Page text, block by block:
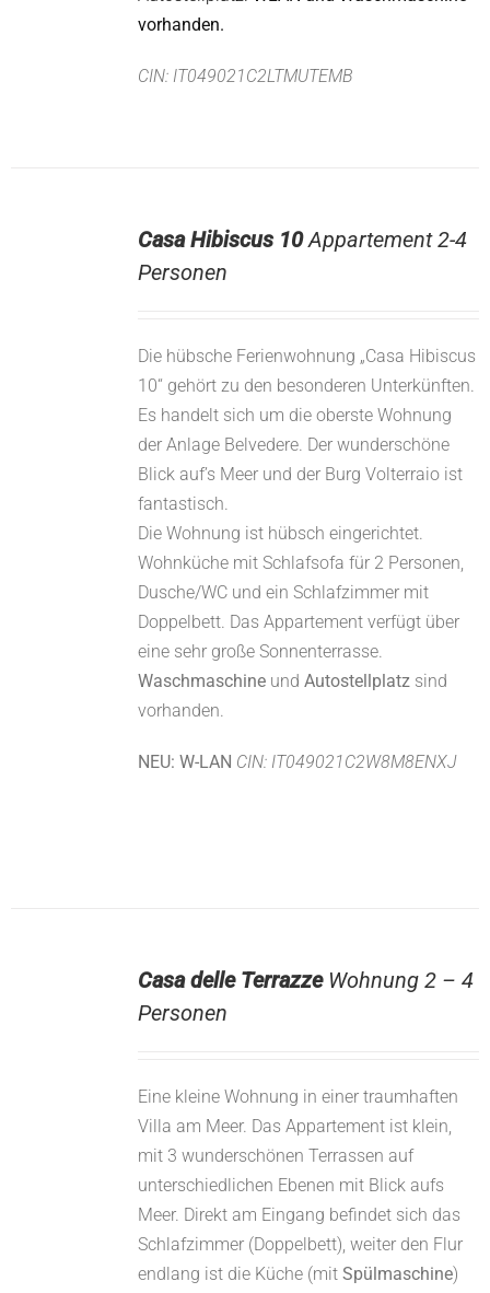
vorhanden.
CIN: IT049021C2LTMUTEMB
Casa Hibiscus 10Appartement 2-4
Personen
Die hübsche Ferienwohnung „Casa Hibiscus
10“ gehört zu den besonderen Unterkünften.
Es handelt sich um die oberste Wohnung
der Anlage Belvedere. Der wunderschöne
Blick auf’s Meer und der Burg Volterraio ist
fantastisch.
Die Wohnung ist hübsch eingerichtet.
Wohnküche mit Schlafsofa für 2 Personen,
Dusche/WC und ein Schlafzimmer mit
Doppelbett. Das Appartement verfügt über
eine sehr große Sonnenterrasse.
Waschmaschineund Autostellplatzsind
vorhanden.
NEU: W-LAN CIN: IT049021C2W8M8ENXJ
Casa delle Terrazze Wohnung 2 – 4
Personen
Eine kleine Wohnung in einer traumhaften
Villa am Meer. Das Appartement ist klein,
mit 3 wunderschönen Terrassen auf
unterschiedlichen Ebenen mit Blick aufs
Meer. Direkt am Eingang befindet sich das
Schlafzimmer (Doppelbett), weiter den Flur
endlang ist die Küche (mit Spülmaschine)